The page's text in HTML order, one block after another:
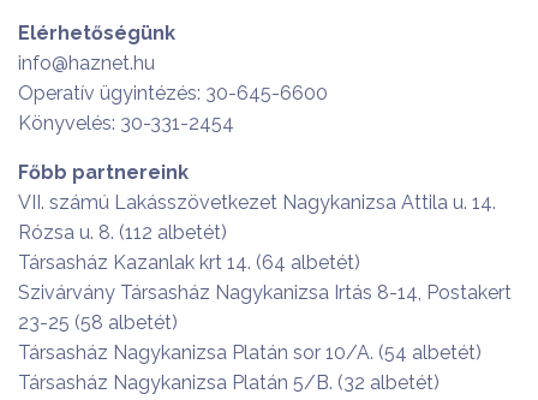
Elérhetőségünk
info@haznet.hu
Operatív ügyintézés: 30-645-6600
Könyvelés: 30-331-2454
Főbb partnereink
VII. számú Lakásszövetkezet Nagykanizsa Attila u. 14.
Rózsa u. 8. (112 albetét)
Társasház Kazanlak krt 14. (64 albetét)
Szivárvány Társasház Nagykanizsa Irtás 8-14, Postakert
23-25 (58 albetét)
Társasház Nagykanizsa Platán sor 10/A. (54 albetét)
Társasház Nagykanizsa Platán 5/B. (32 albetét)